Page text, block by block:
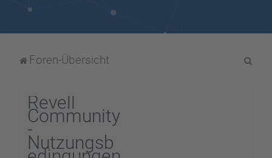
Foren-Übersicht
Revell
Community
-
Nutzungsb